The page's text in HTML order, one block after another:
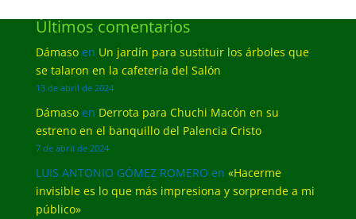
Últimos comentarios
Dámasoen Un jardín para sustituir los árboles que
se talaron en la cafetería del Salón
13 de abril de 2024
Dámasoen Derrota para Chuchi Macón en su
estreno en el banquillo del Palencia Cristo
7 de abril de 2024
LUIS ANTONIO GÓMEZ ROMERO en «Hacerme
invisible es lo que más impresiona y sorprende a mi
público»